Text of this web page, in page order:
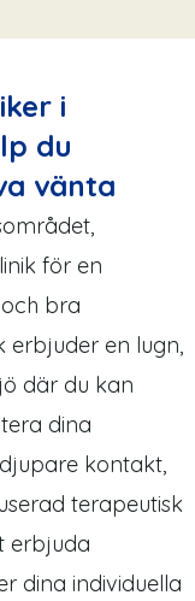
i
du
vänta
för en
bra
erbjuder en lugn,
där du kan
dina
kontakt,
terapeutisk
erbjuda
dina individuella